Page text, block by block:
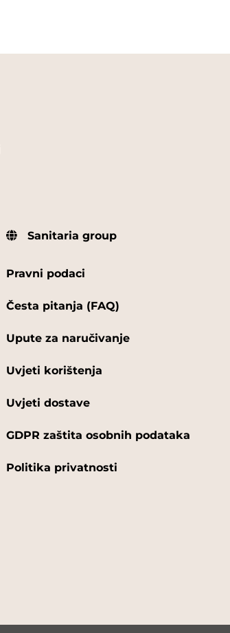
Sanitaria group
Pravni podaci
Česta pitanja (FAQ)
Upute za naručivanje
Uvjeti korištenja
Uvjeti dostave
GDPR zaštita osobnih podataka
Politika privatnosti